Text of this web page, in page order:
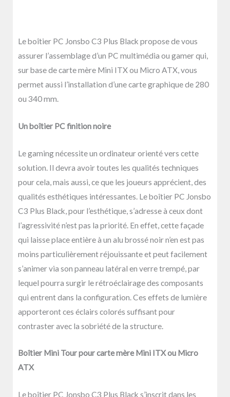
Le boîtier PC Jonsbo C3 Plus Black propose de vous
assurer l’assemblage d’un PC multimédia ou gamer qui,
sur base de carte mère Mini ITX ou Micro ATX, vous
permet aussi l’installation d’une carte graphique de 280
ou 340 mm.
Un boîtier PC finition noire
Legamingnécessite un ordinateur orienté vers cette
solution. Il devra avoir toutes les qualités techniques
pour cela, mais aussi, ce que les joueurs apprécient, des
qualités esthétiques intéressantes. Le boîtier PC Jonsbo
C3 Plus Black, pour l’esthétique, s’adresse à ceux dont
l’agressivité n’est pas la priorité. En effet, cette façade
qui laisse place entière à un alu brossé noir n’en est pas
moins particulièrement réjouissante et peut facilement
s’animer via son panneau latéral en verre trempé, par
lequel pourra surgir le rétroéclairage des composants
qui entrent dans la configuration. Ces effets de lumière
apporteront ces éclairs colorés suffisant pour
contraster avec la sobriété de la structure.
Boîtier Mini Tour pour carte mère Mini ITX ou Micro
ATX
Leboîtier PC Jonsbo C3 Plus Black s’inscrit dans les